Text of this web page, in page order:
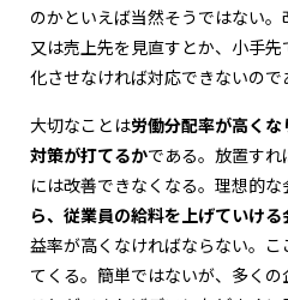
のかといえば当然そうではない。
又は売上先を見直すとか、小手
化させなければ対応できないので
大切なことは労働分配率が高くな
対策が打てるかである。放置す
には改善できなくなる。理想的な
ら、従業員の給料を上げていける
益率が高くなければならない。こ
てくる。簡単ではないが、多く